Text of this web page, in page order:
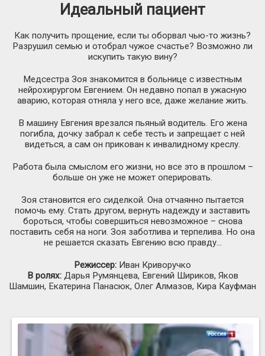
Идеальный пациент
Как получить прощение, если ты оборвал чью-то жизнь?
Разрушил семью и отобрал чужое счастье? Возможно ли
искупить такую вину?
Медсестра Зоя знакомится в больнице с известным
нейрохирургом Евгением. Он недавно попал в ужасную
аварию, которая отняла у него все, даже желание жить.
В машину Евгения врезался пьяный водитель. Его жена
погибла, дочку забрал к себе тесть и запрещает с ней
видеться, а сам он прикован к инвалидному креслу.
Работа была смыслом его жизни, но все это в прошлом –
больше он уже не может оперировать.
Зоя становится его сиделкой. Она отчаянно пытается
помочь ему. Стать другом, вернуть надежду и заставить
бороться, чтобы совершиться невозможное – снова
поставить себя на ноги. Зоя заботлива и терпелива. Но она
не решается сказать Евгению всю правду…
Режиссер: Иван Криворучко
В ролях: Дарья Румянцева, Евгений Шириков, Яков
Шамшин, Екатерина Панасюк, Олег Алмазов, Кира Кауфман